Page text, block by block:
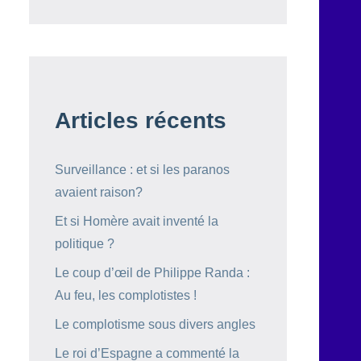
Articles récents
Surveillance : et si les paranos
avaient raison?
Et si Homère avait inventé la
politique ?
Le coup d’œil de Philippe Randa :
Au feu, les complotistes !
Le complotisme sous divers angles
Le roi d’Espagne a commenté la